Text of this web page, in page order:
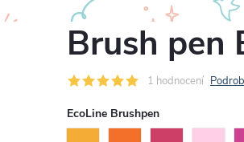
Brush pen
1 hodnocení
EcoLine Brushpen